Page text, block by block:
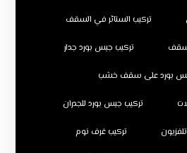
تركيب الستائر في السقف
تركيب جبس بورد جدار
بورد على سقف خشب
تركيب جبس بورد للجدران
تركيب غرف نوم